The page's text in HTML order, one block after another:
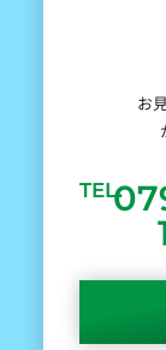
お
TEL.